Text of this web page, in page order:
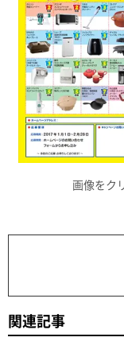
画像をク
関連記事